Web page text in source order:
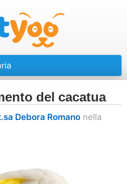
del cacatua
Debora Romano nella